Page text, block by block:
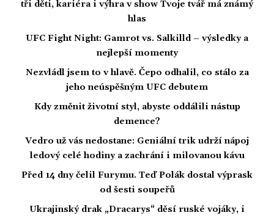
tři děti, kariéra i výhra v show Tvoje tvář má známý
hlas
UFC Fight Night: Gamrot vs. Salkilld – výsledky a
nejlepší momenty
Nezvládl jsem to v hlavě. Čepo odhalil, co stálo za
jeho neúspěšným UFC debutem
Kdy změnit životní styl, abyste oddálili nástup
demence?
Vedro už vás nedostane: Geniální trik udrží nápoj
ledový celé hodiny a zachrání i milovanou kávu
Před 14 dny čelil Furymu. Teď Polák dostal výprask
od šesti soupeřů
Ukrajinský drak „Dracarys“ děsí ruské vojáky, i